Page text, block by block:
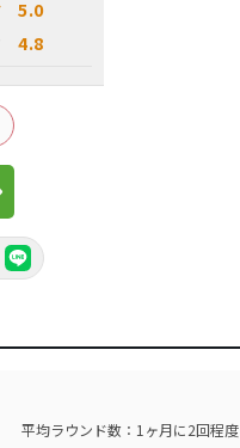
5.0
4.8
平均ラウンド数：1ヶ月に2回程度